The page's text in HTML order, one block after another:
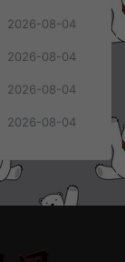
2026-08-04
2026-08-04
2026-08-04
2026-08-04